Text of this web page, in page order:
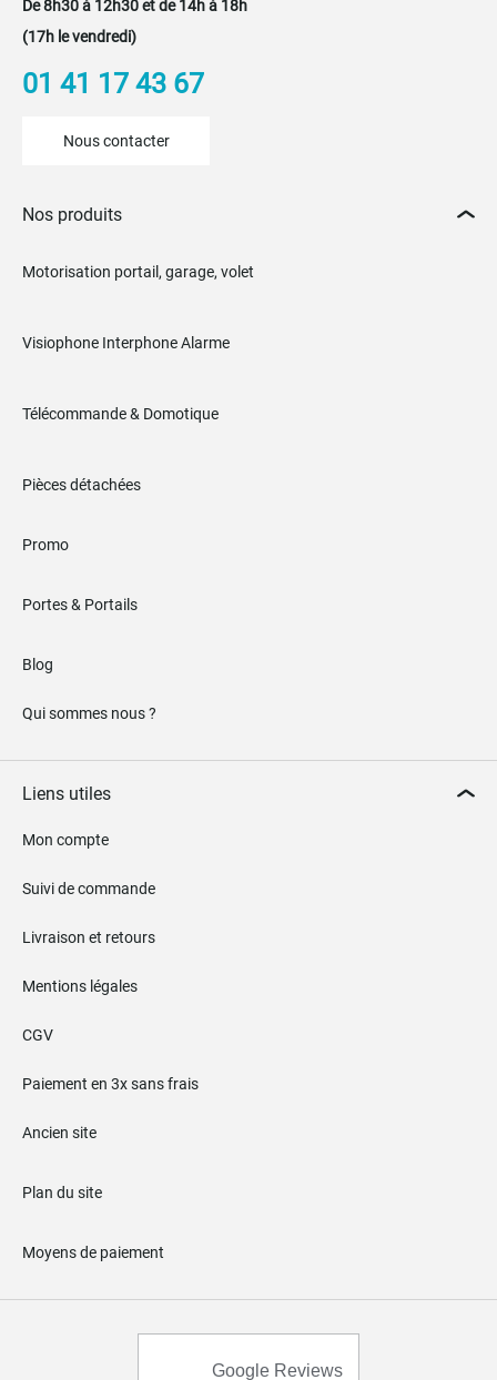
De 8h30 à 12h30 et de 14h à 18h
(17h le vendredi)
01 41 17 43 67
Nous contacter
Nos produits
Motorisation portail, garage, volet
Visiophone Interphone Alarme
Télécommande & Domotique
Pièces détachées
Promo
Portes & Portails
Blog
Qui sommes nous ?
Liens utiles
Mon compte
Suivi de commande
Livraison et retours
Mentions légales
CGV
Paiement en 3x sans frais
Ancien site
Plan du site
Moyens de paiement
Google Reviews